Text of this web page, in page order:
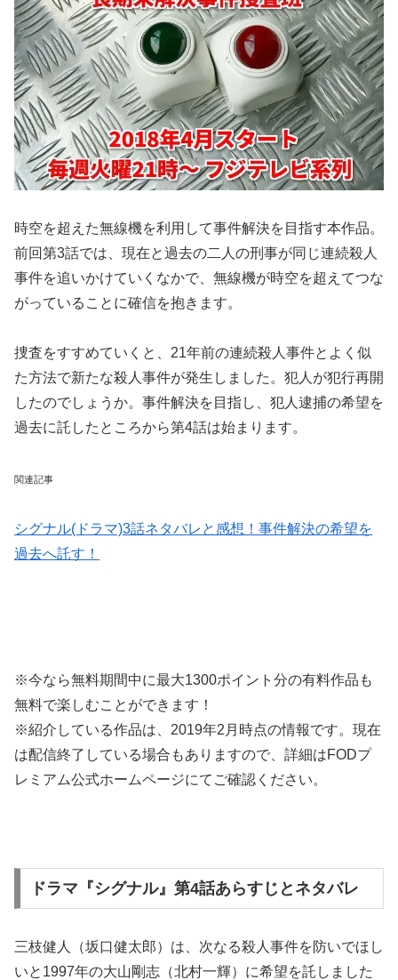
時空を超えた無線機を利用して事件解決を目指す本作品。
前回第3話では、現在と過去の二人の刑事が同じ連続殺人
事件を追いかけていくなかで、無線機が時空を超えてつな
がっていることに確信を抱きます。
捜査をすすめていくと、21年前の連続殺人事件とよく似
た方法で新たな殺人事件が発生しました。犯人が犯行再開
したのでしょうか。事件解決を目指し、犯人逮捕の希望を
過去に託したところから第4話は始まります。
関連記事
シグナル(ドラマ)3話ネタバレと感想！事件解決の希望を
過去へ託す！
※今なら無料期間中に最大1300ポイント分の有料作品も
無料で楽しむことができます！
※紹介している作品は、2019年2月時点の情報です。現在
は配信終了している場合もありますので、詳細はFODプ
レミアム公式ホームページにてご確認ください。
ドラマ『シグナル』第4話あらすじとネタバレ
三枝健人（坂口健太郎）は、次なる殺人事件を防いでほし
いと1997年の大山剛志（北村一輝）に希望を託しました